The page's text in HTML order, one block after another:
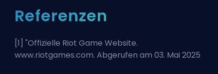
Referenzen
[1] "Offizielle Riot Game Website.
www.riotgames.com. Abgerufen am 03. Mai 2025